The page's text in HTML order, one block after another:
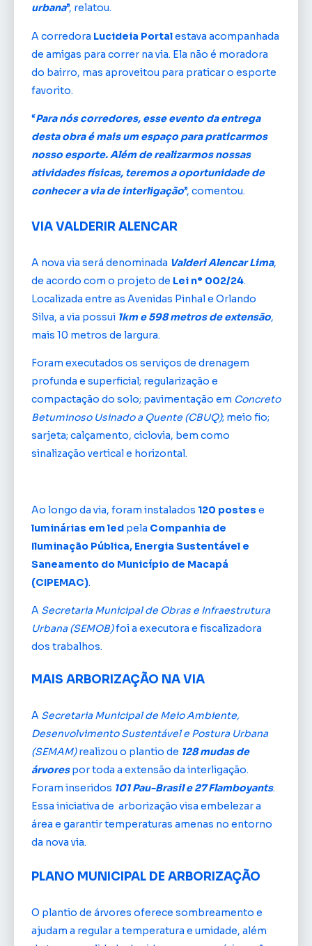
urbana”, relatou.
A corredora Lucideia Portalestava acompanhada
de amigas para correr na via. Ela não é moradora
do bairro, mas aproveitou para praticar o esporte
favorito.
“Para nós corredores, esse evento da entrega
desta obra é mais um espaço para praticarmos
nosso esporte. Além de realizarmos nossas
atividades físicas, teremos a oportunidade de
conhecer a via de interligação”, comentou.
VIA VALDERIR ALENCAR
A nova via será denominada Valderi Alencar Lima,
de acordo com o projeto de Lei n° 002/24.
Localizada entre as Avenidas Pinhal e Orlando
Silva, a via possui 1km e 598 metros de extensão,
mais 10 metros de largura.
Foram executados os serviços de drenagem
profunda e superficial; regularização e
compactação do solo; pavimentação em Concreto
Betuminoso Usinado a Quente (CBUQ); meio fio;
sarjeta; calçamento, ciclovia, bem como
sinalização vertical e horizontal.
Ao longo da via, foram instalados 120 postes e
luminárias em led pela Companhia de
Iluminação Pública, Energia Sustentável e
Saneamento do Município de Macapá
(CIPEMAC).
A Secretaria Municipal de Obras e Infraestrutura
Urbana (SEMOB)foi a executora e fiscalizadora
dos trabalhos.
MAIS ARBORIZAÇÃO NA VIA
A Secretaria Municipal de Meio Ambiente,
Desenvolvimento Sustentável e Postura Urbana
(SEMAM)realizou o plantio de 128 mudas de
árvorespor toda a extensão da interligação.
Foram inseridos 101 Pau-Brasil e 27 Flamboyants.
Essa iniciativa de arborização visa embelezar a
área e garantir temperaturas amenas no entorno
da nova via.
PLANO MUNICIPAL DE ARBORIZAÇÃO
O plantio de árvores oferece sombreamento e
ajudam a regular a temperatura e umidade, além